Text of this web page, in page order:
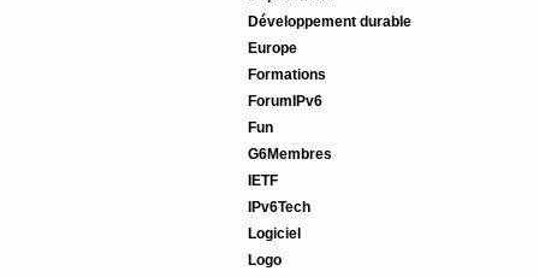
Développement durable
Europe
Formations
ForumIPv6
Fun
G6Membres
IETF
IPv6Tech
Logiciel
Logo